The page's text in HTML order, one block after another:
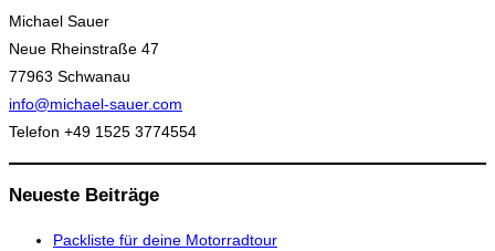
Michael Sauer
Neue Rheinstraße 47
77963 Schwanau
info@michael-sauer.com
Telefon +49 1525 3774554
Neueste Beiträge
Packliste für deine Motorradtour